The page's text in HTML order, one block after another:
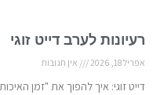
רעיונות לערב דייט זוגי
אפריל 18, 2026 אין תגובות
דייט זוגי: איך להפוך את "זמן